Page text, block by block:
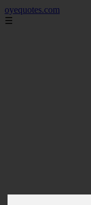
oyequotes.com
☰